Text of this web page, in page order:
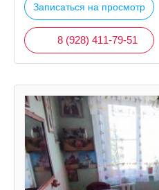
Записаться на просмотр
8 (928) 411-79-51